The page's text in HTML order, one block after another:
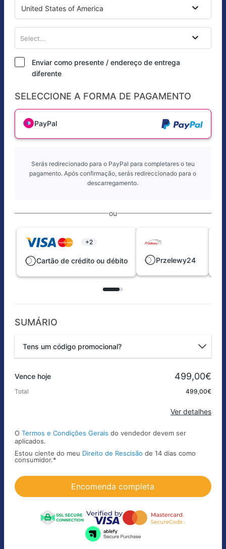
United States of America
Select...
Enviar como presente / endereço de entrega
diferente
SELECCIONE A FORMA DE PAGAMENTO
PayPal
Serás redirecionado para o PayPal para completares o teu
pagamento. Após confirmação, serás redireccionado para o
descarregamento.
ou
+2
Cartão de crédito ou débito Przelewy24
SUMÁRIO
Tens um código promocional?
Vence hoje 499,00€
Total 499,00€
Ver detalhes
O Termos e Condições Gerais do vendedor devem ser
aplicados.
Estou ciente do meu Direito de Rescisão de 14 dias como
consumidor.*
Encomenda completa